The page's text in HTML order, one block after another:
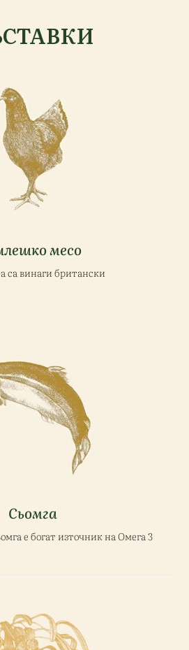
месо
са винаги британски
Сьомга
е богат източник на Омега 3